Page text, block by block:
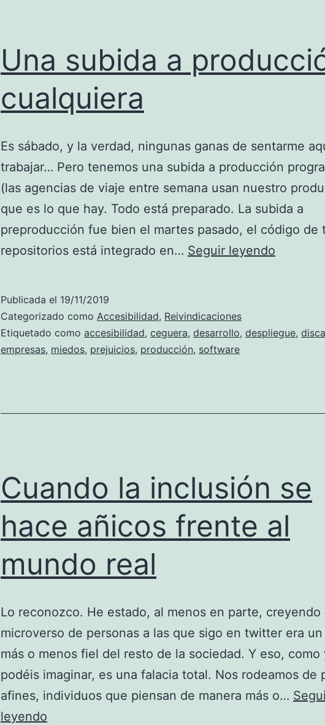
Una subida a
cualquiera
Es sábado, y la verdad, ningunas ganas de sentarme
trabajar… Pero tenemos una subida a producción
(las agencias de viaje entre semana usan nuestro
que es lo que hay. Todo está preparado. La subida a
preproducción fue bien el martes pasado, el código de
repositorios está integrado en… Seguir leyendo
Publicada el 19/11/2019
Categorizado como Accesibilidad, Reivindicaciones
Etiquetado como accesibilidad, ceguera, desarrollo, despliegue,
empresas, miedos, prejuicios, producción, software
Cuando la inclusión se
hace añicos frente al
mundo real
Lo reconozco. He estado, al menos en parte, creyendo
microverso de personas a las que sigo en twitter era
más o menos fiel del resto de la sociedad. Y eso, como
podéis imaginar, es una falacia total. Nos rodeamos de
afines, individuos que piensan de manera más o…
leyendo